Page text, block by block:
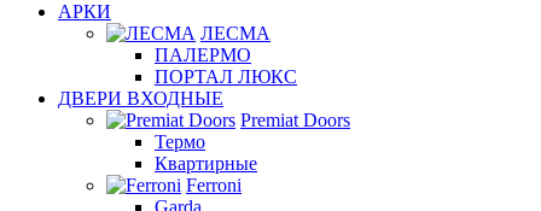
АРКИ
ЛЕСМА
ПАЛЕРМО
ПОРТАЛ ЛЮКС
ДВЕРИ ВХОДНЫЕ
Premiat Doors
Термо
Квартирные
Ferroni